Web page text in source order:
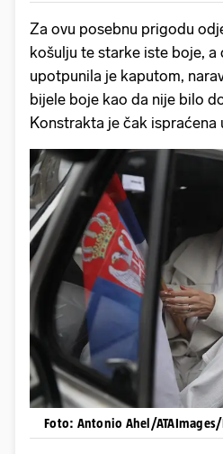
Za ovu posebnu prigodu
košulju te starke iste boje,
upotpunila je kaputom,
bijele boje kao da nije bilo
Konstrakta je čak
Foto: Antonio Ahel/ATAImages/